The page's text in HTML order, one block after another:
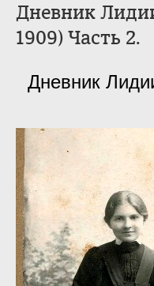
Дневник
1909) Часть 2.
Дневник